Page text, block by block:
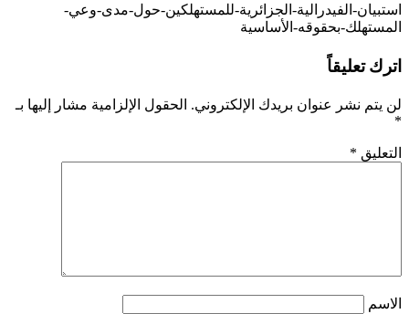
استبيان-الفيدرالية-الجزائرية-للمستهلكين-حول-مدى-وعي-
المستهلك-بحقوقه-الأساسية
اترك تعليقاً
لن يتم نشر عنوان بريدك الإلكتروني. الحقول الإلزامية مشار إليها بـ
*
التعليق *
الاسم